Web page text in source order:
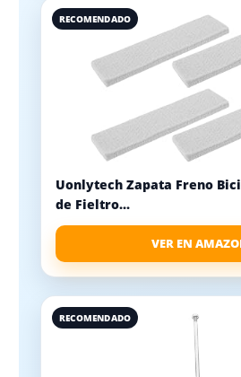
RECOMENDADO
Uonlytech Zapata Freno
de Fieltro...
VER EN
RECOMENDADO